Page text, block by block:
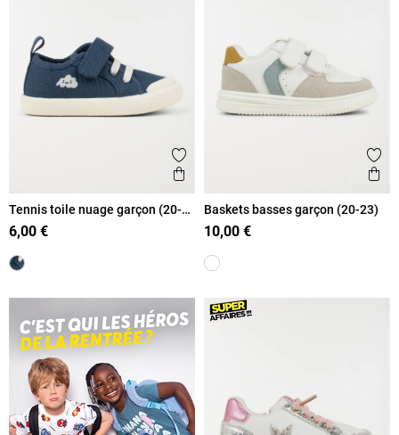
Ajouter aux favoris
Aperçu rapide
Tennis toile nuage garçon (20-
23)
6,00 €
Baskets basses garçon (20-23)
10,00 €